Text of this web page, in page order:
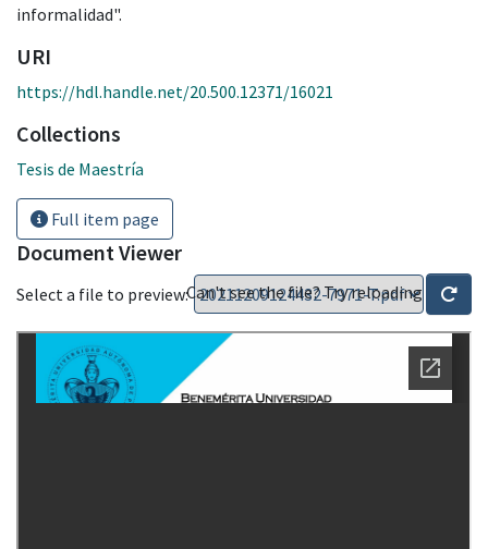
informalidad".
URI
https://hdl.handle.net/20.500.12371/16021
Collections
Tesis de Maestría
Full item page
Document Viewer
Select a file to preview:Can't see the file? Try reloading